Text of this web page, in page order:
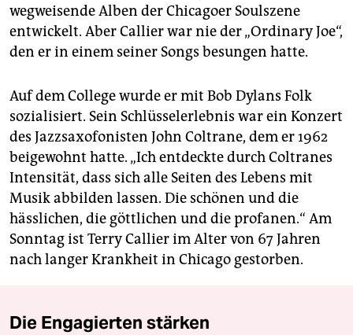
wegweisende Alben der Chicagoer Soulszene
entwickelt. Aber Callier war nie der „Ordinary Joe“,
den er in einem seiner Songs besungen hatte.
Auf dem College wurde er mit Bob Dylans Folk
sozialisiert. Sein Schlüsselerlebnis war ein Konzert
des Jazzsaxofonisten John Coltrane, dem er 1962
beigewohnt hatte. „Ich entdeckte durch Coltranes
Intensität, dass sich alle Seiten des Lebens mit
Musik abbilden lassen. Die schönen und die
hässlichen, die göttlichen und die profanen.“ Am
Sonntag ist Terry Callier im Alter von 67 Jahren
nach langer Krankheit in Chicago gestorben.
Die Engagierten stärken